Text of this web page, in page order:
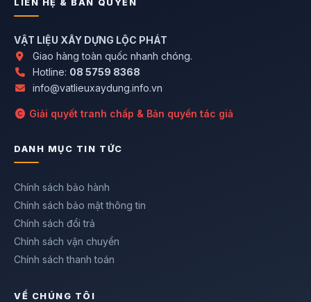
LIÊN HỆ & BẢN QUYỀN
VẬT LIỆU XÂY DỰNG LỘC PHÁT
Giao hàng toàn quốc nhanh chóng.
Hotline: 08 5759 8368
info@vatlieuxaydung.info.vn
Giải quyết tranh chấp & Bản quyền tác giả
DANH MỤC TIN TỨC
Chính sách bảo hành
Chính sách bảo mật thông tin
Chính sách đổi trả
Chính sách vận chuyển
Chính sách thanh toán
VỀ CHÚNG TÔI